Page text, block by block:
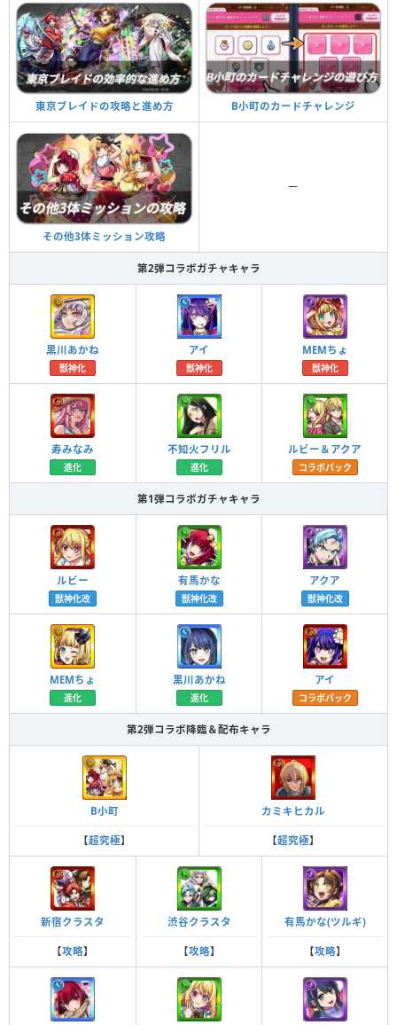
東京ブレイドの攻略と進め方 B小町のカードチャレンジ
その他3体ミッション攻略
ー
第2弾コラボガチャキャラ
黒川あかね
獣神化
アイ
獣神化
MEMちょ
獣神化
寿みなみ
進化
不知火フリル
進化
ルビー＆アクア
コラボパック
第1弾コラボガチャキャラ
ルビー
獣神化改
有馬かな
獣神化改
アクア
獣神化改
MEMちょ
進化
黒川あかね
進化
アイ
コラボパック
第2弾コラボ降臨＆配布キャラ
B小町
【超究極】
カミキヒカル
【超究極】
新宿クラスタ
【攻略】
渋谷クラスタ
【攻略】
有馬かな(ツルギ)
【攻略】